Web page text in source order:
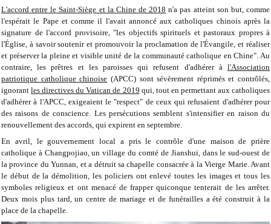
L'accord entre le Saint-Siège et la Chine de 2018 n'a pas atteint son but, comme
l'espérait le Pape et comme il l'avait annoncé aux catholiques chinois après la
signature de l'accord provisoire, "les objectifs spirituels et pastoraux propres à
l'Église, à savoir soutenir et promouvoir la proclamation de l'Évangile, et réaliser
et préserver la pleine et visible unité de la communauté catholique en Chine". Au
contraire, les prêtres et les paroisses qui refusent d'adhérer à l'Association
patriotique catholique chinoise (APCC) sont sévèrement réprimés et contrôlés,
ignorantles directives du Vatican de 2019 qui, tout en permettant aux catholiques
d'adhérer à l'APCC, exigeaient le "respect" de ceux qui refusaient d'adhérer pour
des raisons de conscience. Les persécutions semblent s'intensifier en raison du
renouvellement des accords, qui expirent en septembre.
En avril, le gouvernement local a pris le contrôle d'une maison de prière
catholique à Changpojiao, un village du comté de Jianshui, dans le sud-ouest de
la province du Yunnan, et a détruit sa chapelle consacrée à la Vierge Marie. Avant
le début de la démolition, les policiers ont enlevé toutes les images et tous les
symboles religieux et ont menacé de frapper quiconque tenterait de les arrêter.
Deux mois plus tard, un centre de mariage et de funérailles a été construit à la
place de la chapelle.